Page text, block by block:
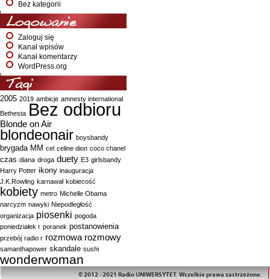
Bez kategorii
Logowanie
Zaloguj się
Kanał wpisów
Kanał komentarzy
WordPress.org
Tagi
2005 2019 ambicje amnesty international
Bethesta Bez odbioru
Blonde on Air
blondeonair boysbandy
brygada MM cel celine dion coco chanel
czas diana droga duety E3 girlsbandy
Harry Potter ikony inauguracja
J.K.Rowling karnawał kobiecość
kobiety metro Michelle Obama
narcyzm nawyki Niepodległość
organizacja piosenki pogoda
poniedziałek r poranek postanowienia
przebój radio r rozmowa rozmowy
samanthapower skandale sushi
wonderwoman
© 2012 - 2021 Radio UNIWERSYTET. Wszelkie prawa zastrzeżone.